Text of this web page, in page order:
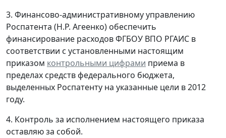
3. Финансово-административному управлению
Роспатента (Н.Р. Агеенко) обеспечить
финансирование расходов ФГБОУ ВПО РГАИС в
соответствии с установленными настоящим
приказом контрольными цифрами приема в
пределах средств федерального бюджета,
выделенных Роспатенту на указанные цели в 2012
году.
4. Контроль за исполнением настоящего приказа
оставляю за собой.